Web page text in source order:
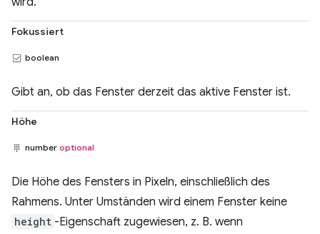
Fokussiert
boolean
Gibt an, ob das Fenster derzeit das aktive Fenster ist.
Höhe
number optional
Die Höhe des Fensters in Pixeln, einschließlich des
Rahmens. Unter Umständen wird einem Fenster keine
height -Eigenschaft zugewiesen, z. B. wenn